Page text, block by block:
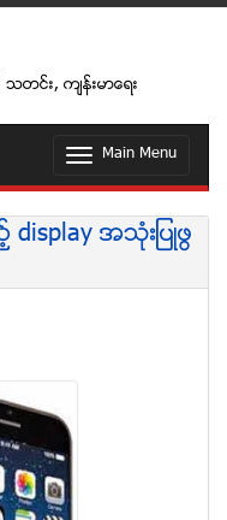
သတင္း, က်န္းမာေရး
T
g
l
n
Main Menu
အသံုးျပဳဖြ